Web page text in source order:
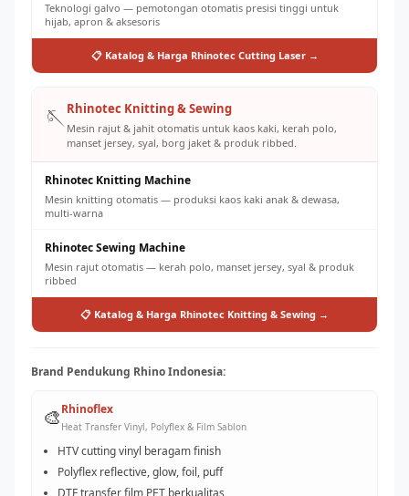
Teknologi galvo — pemotongan otomatis presisi tinggi untuk
hijab, apron & aksesoris
📋 Katalog & Harga Rhinotec Cutting Laser →
🪡Rhinotec Knitting & Sewing
Mesin rajut & jahit otomatis untuk kaos kaki, kerah polo,
manset jersey, syal, borg jaket & produk ribbed.
Rhinotec Knitting Machine
Mesin knitting otomatis — produksi kaos kaki anak & dewasa,
multi-warna
Rhinotec Sewing Machine
Mesin rajut otomatis — kerah polo, manset jersey, syal & produk
ribbed
📋 Katalog & Harga Rhinotec Knitting & Sewing →
Brand Pendukung Rhino Indonesia:
🎨Rhinoflex
Heat Transfer Vinyl, Polyflex & Film Sablon
HTV cutting vinyl beragam finish
Polyflex reflective, glow, foil, puff
DTF transfer film PET berkualitas